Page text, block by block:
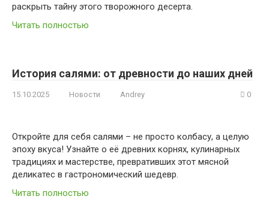
раскрыть тайну этого творожного десерта.
Читать полностью
История салями: от древности до наших дней
15.10.2025 Новости Andrey 0
Откройте для себя салями – не просто колбасу, а целую
эпоху вкуса! Узнайте о её древних корнях, кулинарных
традициях и мастерстве, превративших этот мясной
деликатес в гастрономический шедевр.
Читать полностью